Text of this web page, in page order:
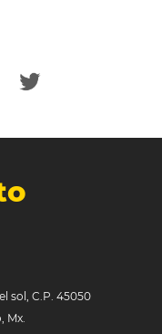
sol, C.P. 45050
Mx.